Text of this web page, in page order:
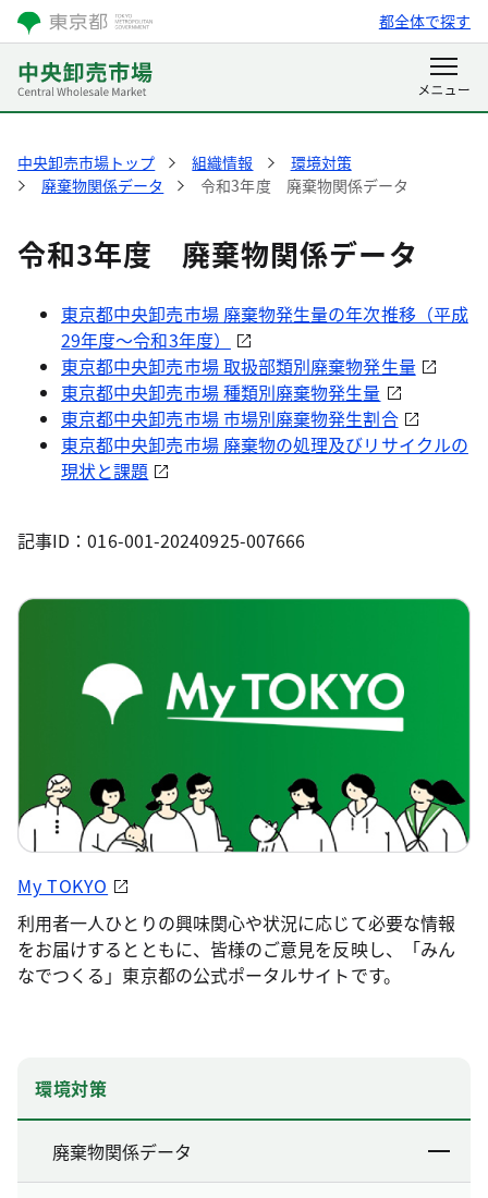
都全体で探す
中央卸売市場トップ 組織情報
環境対策
廃棄物関係データ
令和3年度 廃棄物関係データ
令和3年度 廃棄物関係データ
東京都中央卸売市場 廃棄物発生量の年次推移（平成
29年度～令和3年度）
東京都中央卸売市場 取扱部類別廃棄物発生量
東京都中央卸売市場 種類別廃棄物発生量
東京都中央卸売市場 市場別廃棄物発生割合
東京都中央卸売市場 廃棄物の処理及びリサイクルの
現状と課題
記事ID：016-001-20240925-007666
My TOKYO
利用者一人ひとりの興味関心や状況に応じて必要な情報
をお届けするとともに、皆様のご意見を反映し、「みん
なでつくる」東京都の公式ポータルサイトです。
環境対策
廃棄物関係データ